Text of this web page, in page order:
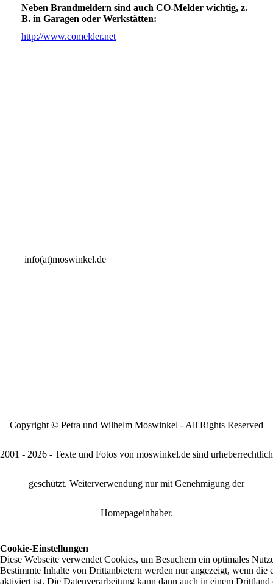
Neben Brandmeldern sind auch CO-Melder wichtig, z.
B. in Garagen oder Werkstätten:
http://www.comelder.net
info(at)moswinkel.de
Copyright © Petra und Wilhelm Moswinkel - All Rights Reserved
2001 - 2026 - Texte und Fotos von moswinkel.de sind urheberrechtlich
geschützt. Weiterverwendung nur mit Genehmigung der
Homepageinhaber.
Cookie-Einstellungen
Diese Webseite verwendet Cookies, um Besuchern ein optimales
Bestimmte Inhalte von Drittanbietern werden nur angezeigt, wenn die
aktiviert ist. Die Datenverarbeitung kann dann auch in einem Drittland